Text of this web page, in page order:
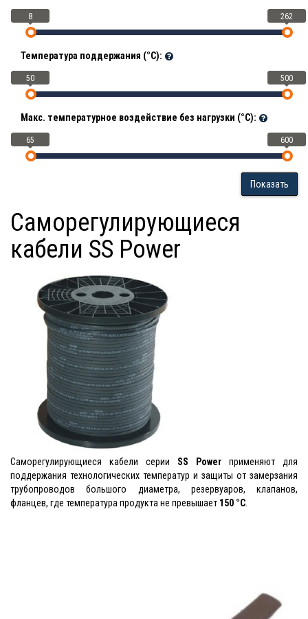
8 262
Температура поддержания (°С):
50 500
Макс. температурное воздействие без нагрузки (°С):
65 600
Показать
Саморегулирующиеся
кабели SS Power
Саморегулирующиеся кабели серии SS Power применяют для
поддержания технологических температур и защиты от замерзания
трубопроводов большого диаметра, резервуаров, клапанов,
фланцев, где температура продукта не превышает 150 °C